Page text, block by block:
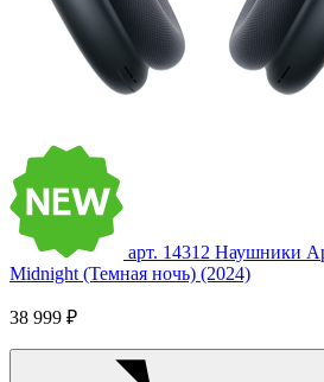
арт. 14312 Наушники
Midnight (Темная ночь) (2024)
38 999 ₽